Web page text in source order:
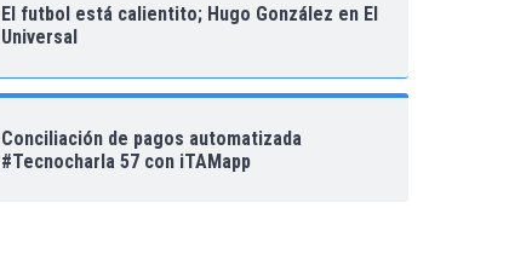
El futbol está calientito; Hugo González en El
Universal
Conciliación de pagos automatizada
#Tecnocharla 57 con iTAMapp